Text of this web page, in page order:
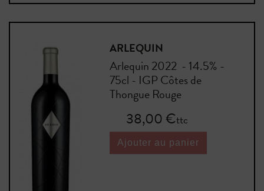
ARLEQUIN
Arlequin 2022 - 14.5% -
75cl - IGP Côtes de
Thongue Rouge
Prix38,00 €ttc
Ajouter au panier